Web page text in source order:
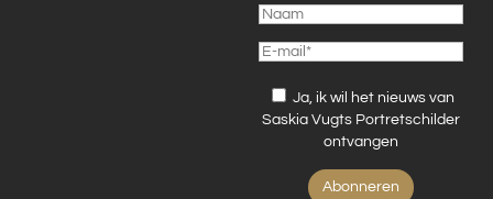
Ja, ik wil het nieuws van
Saskia Vugts Portretschilder
ontvangen